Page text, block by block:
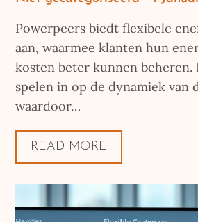
Powerpeers biedt flexibele
aan, waarmee klanten hun
kosten beter kunnen beheren.
spelen in op de dynamiek van
waardoor…
READ MORE